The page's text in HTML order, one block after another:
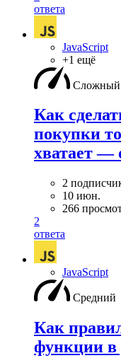
ответа
JavaScript
+1 ещё
Сложный
Как
покупки
хватает —
2
10 июн.
266
2
ответа
JavaScript
Средний
Как
функции в